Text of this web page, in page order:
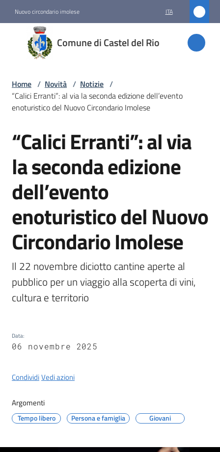
Nuovo circondario imolese ITA
Comune di Castel del Rio
Comune
di
Castel
Novità
Menu selezionato
Servizi
Vivere
Castel
del
Rio
line
gli
argomenti
Home / Novità / Notizie /
“Calici Erranti”: al via la seconda edizione dell’evento
enoturistico del Nuovo Circondario Imolese
Salta al contenuto
“Calici Erranti”: al via
la seconda edizione
dell’evento
enoturistico del Nuovo
Circondario Imolese
Il 22 novembre diciotto cantine aperte al
pubblico per un viaggio alla scoperta di vini,
cultura e territorio
Data:
06 novembre 2025
CondividiVedi azioni
Argomenti
Tempo libero Persona e famiglia Giovani